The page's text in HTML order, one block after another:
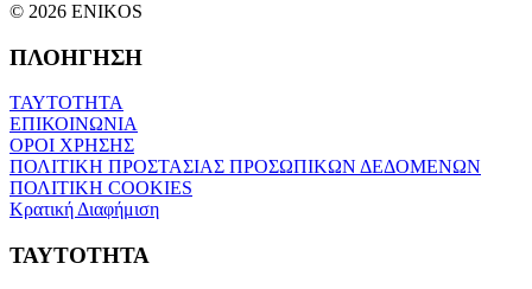
© 2026 ENIKOS
ΠΛΟΗΓΗΣΗ
ΤΑΥΤΟΤΗΤΑ
ΕΠΙΚΟΙΝΩΝΙΑ
ΟΡΟΙ ΧΡΗΣΗΣ
ΠΟΛΙΤΙΚΗ ΠΡΟΣΤΑΣΙΑΣ ΠΡΟΣΩΠΙΚΩΝ ΔΕΔΟΜΕΝΩΝ
ΠΟΛΙΤΙΚΗ COOKIES
Κρατική Διαφήμιση
ΤΑΥΤΟΤΗΤΑ